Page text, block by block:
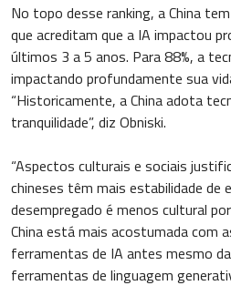
No topo desse ranking, a China
que acreditam que a IA impactou
últimos 3 a 5 anos. Para 88%, a
impactando profundamente sua
“Historicamente, a China adota
tranquilidade”, diz Obniski.
“Aspectos culturais e sociais
chineses têm mais estabilidade de
desempregado é menos cultural
China está mais acostumada com
ferramentas de IA antes mesmo
ferramentas de linguagem